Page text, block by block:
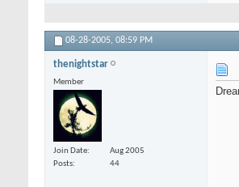
08-28-2005, 08:59 PM
thenightstar
Member
Join Date
Aug 2005
Posts
44